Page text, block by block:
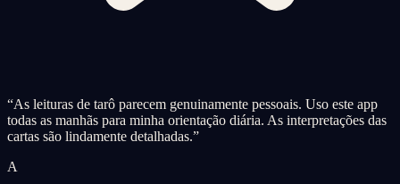
“As leituras de tarô parecem genuinamente pessoais. Uso este app
todas as manhãs para minha orientação diária. As interpretações das
cartas são lindamente detalhadas.”
A